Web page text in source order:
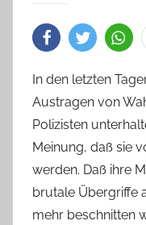
In den letzten
Austragen von
Polizisten
Meinung, daß sie
werden. Daß ihre
brutale Übergriffe
mehr beschnitten